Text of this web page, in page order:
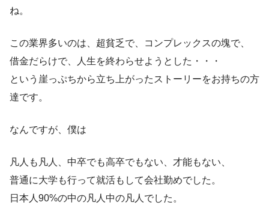
ね。
この業界多いのは、超貧乏で、コンプレックスの塊で、
借金だらけで、人生を終わらせようとした・・・
という崖っぷちから立ち上がったストーリーをお持ちの方
達です。
なんですが、僕は
凡人も凡人、中卒でも高卒でもない、才能もない、
普通に大学も行って就活もして会社勤めでした。
日本人90%の中の凡人中の凡人でした。